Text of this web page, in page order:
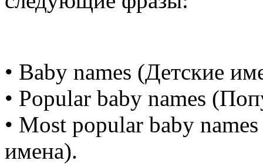
• Baby names (Детские
• Popular baby names
• Most popular baby
имена).